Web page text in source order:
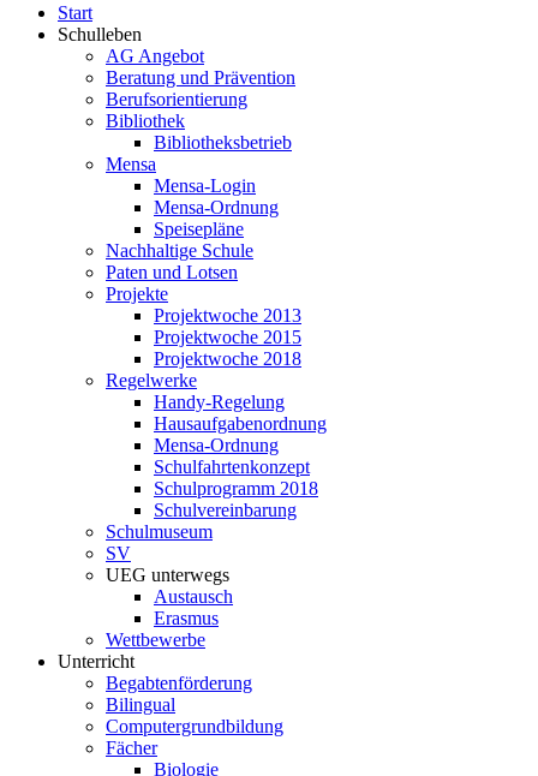
Start
Schulleben
AG Angebot
Beratung und Prävention
Berufsorientierung
Bibliothek
Bibliotheksbetrieb
Mensa
Mensa-Login
Mensa-Ordnung
Speisepläne
Nachhaltige Schule
Paten und Lotsen
Projekte
Projektwoche 2013
Projektwoche 2015
Projektwoche 2018
Regelwerke
Handy-Regelung
Hausaufgabenordnung
Mensa-Ordnung
Schulfahrtenkonzept
Schulprogramm 2018
Schulvereinbarung
Schulmuseum
SV
UEG unterwegs
Austausch
Erasmus
Wettbewerbe
Unterricht
Begabtenförderung
Bilingual
Computergrundbildung
Fächer
Biologie